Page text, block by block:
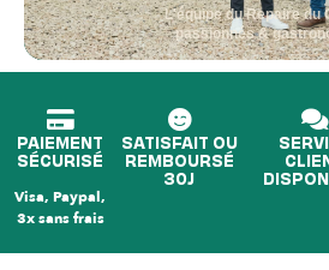
L'équipe du Repaire du
passionnés &
PAIEMENT
SÉCURISÉ
Visa, Paypal,
3x sans frais
SATISFAIT OU
REMBOURSÉ
30J